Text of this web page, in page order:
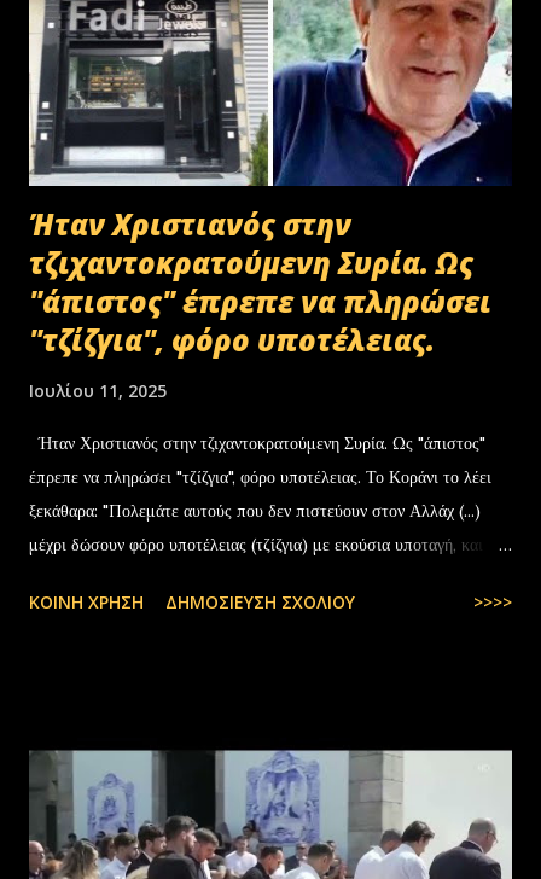
Ήταν Χριστιανός στην
τζιχαντοκρατούμενη Συρία. Ως
"άπιστος" έπρεπε να πληρώσει
"τζίζγια", φόρο υποτέλειας.
Ιουλίου 11, 2025
Ήταν Χριστιανός στην τζιχαντοκρατούμενη Συρία. Ως "άπιστος"
έπρεπε να πληρώσει "τζίζγια", φόρο υποτέλειας. Το Κοράνι το λέει
ξεκάθαρα: "Πολεμάτε αυτούς που δεν πιστεύουν στον Αλλάχ (...)
μέχρι δώσουν φόρο υποτέλειας (τζίζγια) με εκούσια υποταγή, και
(@ThanosTzimeros) July 11, 2025
ΚΟΙΝΉ ΧΡΉΣΗ ΔΗΜΟΣΊΕΥΣΗ ΣΧΟΛΊΟΥ >>>>